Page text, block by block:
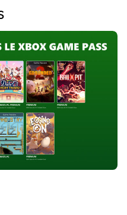
o
u
r
"
C
e
t